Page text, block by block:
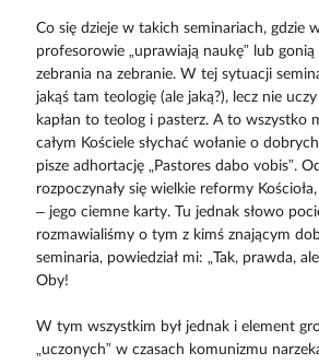
Co się dzieje w takich seminariach, gdzie
profesorowie „uprawiają naukę” lub
zebrania na zebranie. W tej sytuacji
jakąś tam teologię (ale jaką?), lecz nie
kapłan to teolog i pasterz. A to wszystko
całym Kościele słychać wołanie o
pisze adhortację „Pastores dabo vobis”.
rozpoczynały się wielkie reformy
– jego ciemne karty. Tu jednak słowo
rozmawialiśmy o tym z kimś znającym
seminaria, powiedział mi: „Tak, prawda,
Oby!
W tym wszystkim był jednak i element
„uczonych” w czasach komunizmu